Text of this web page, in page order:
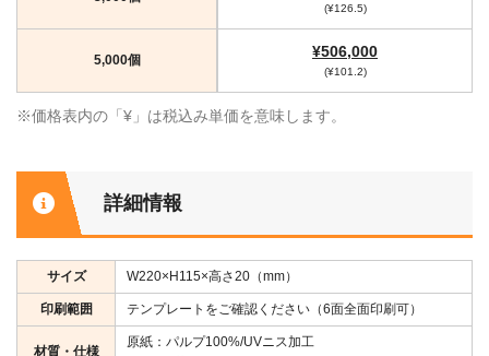
(¥126.5)
5,000個 ¥506,000
(¥101.2)
※価格表内の「¥」は税込み単価を意味します。
詳細情報
サイズ W220×H115×高さ20（mm）
印刷範囲 テンプレートをご確認ください（6面全面印刷可）
材質・仕様
原紙：パルプ100%/UVニス加工